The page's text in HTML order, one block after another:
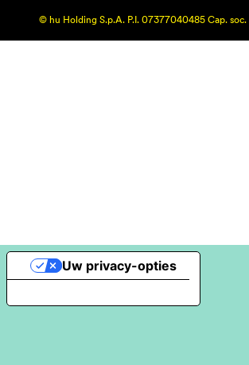
© hu Holding S.p.A. P.I. 07377040485 Cap. soc.
Uw privacy-opties